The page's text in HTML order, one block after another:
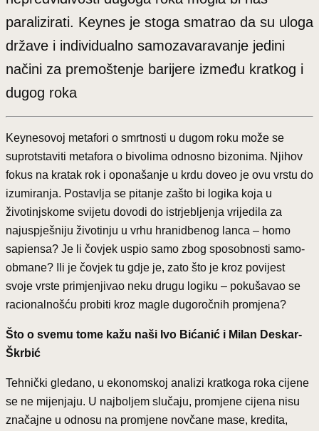
paralizirati. Keynes je stoga smatrao da su uloga
države i individualno samozavaravanje jedini
načini za premoštenje barijere između kratkog i
dugog roka
Keynesovoj metafori o smrtnosti u dugom roku može se
suprotstaviti metafora o bivolima odnosno bizonima. Njihov
fokus na kratak rok i oponašanje u krdu doveo je ovu vrstu do
izumiranja. Postavlja se pitanje zašto bi logika koja u
životinjskome svijetu dovodi do istrjebljenja vrijedila za
najuspješniju životinju u vrhu hranidbenog lanca – homo
sapiensa? Je li čovjek uspio samo zbog sposobnosti samo-
obmane? Ili je čovjek tu gdje je, zato što je kroz povijest
svoje vrste primjenjivao neku drugu logiku – pokušavao se
racionalnošću probiti kroz magle dugoročnih promjena?
Što o svemu tome kažu naši Ivo Bićanić i Milan Deskar-
Škrbić
Tehnički gledano, u ekonomskoj analizi kratkoga roka cijene
se ne mijenjaju. U najboljem slučaju, promjene cijena nisu
značajne u odnosu na promjene novčane mase, kredita,